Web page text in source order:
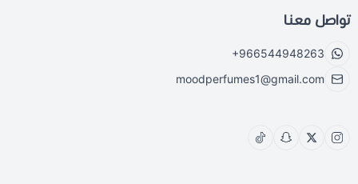
تواصل معنا
+966544948263
moodperfumes1@gmail.com